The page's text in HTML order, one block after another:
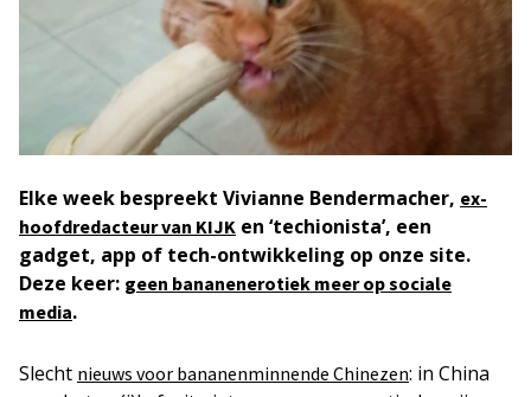
Elke week bespreekt Vivianne Bendermacher, ex-
hoofdredacteur van KIJK en ‘techionista’, een
gadget, app of tech-ontwikkeling op onze site.
Deze keer: geen bananenerotiek meer op sociale
media.
Slecht nieuws voor bananenminnende Chinezen: in China